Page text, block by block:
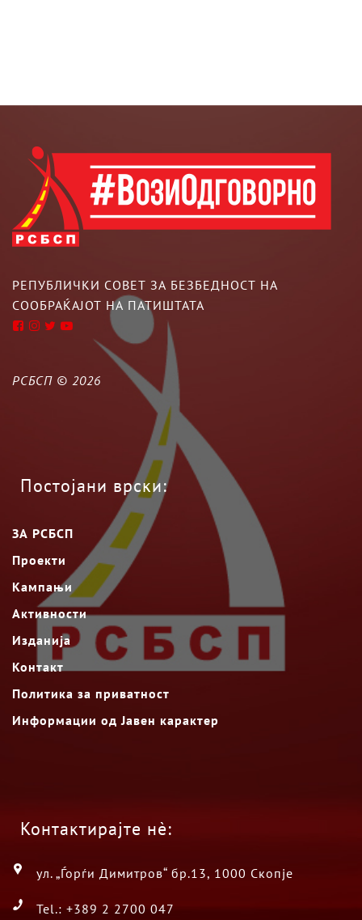
РЕПУБЛИЧКИ СОВЕТ ЗА БЕЗБЕДНОСТ НА
СООБРАЌАЈОТ НА ПАТИШТАТА
РСБСП © 2026
Постојани врски:
ЗА РСБСП
Проекти
Кампањи
Активности
Изданија
Контакт
Политика за приватност
Информации од Јавен карактер
Контактирајте нè:
ул. „Ѓорѓи Димитров“ бр.13, 1000 Скопје
Tel.: +389 2 2700 047